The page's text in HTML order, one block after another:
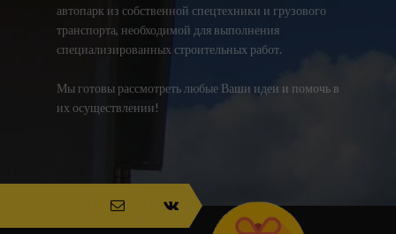
автопарк из собственной спецтехники и грузового
транспорта, необходимой для выполнения
специализированных строительных работ.
Мы готовы рассмотреть любые Ваши идеи и помочь в
их осуществлении!